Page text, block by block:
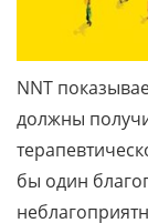
NNT
должны
бы один